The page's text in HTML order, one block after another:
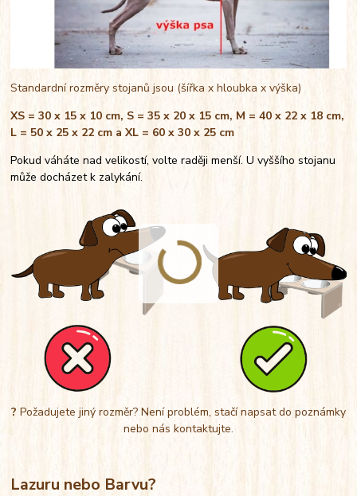
Standardní rozměry stojanů jsou (šířka x hloubka x výška)
XS = 30 x 15 x 10 cm, S = 35 x 20 x 15 cm, M = 40 x 22 x 18 cm,
L = 50 x 25 x 22 cm a XL = 60 x 30 x 25 cm
Pokud váháte nad velikostí, volte raději menší. U vyššího stojanu
může docházet k zalykání.
? Požadujete jiný rozměr? Není problém, stačí napsat do poznámky
nebo nás kontaktujte.
Lazuru nebo Barvu?